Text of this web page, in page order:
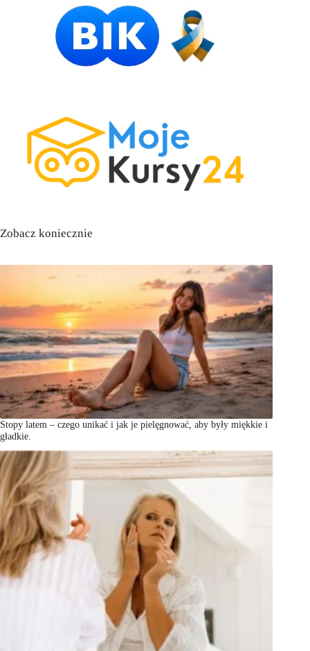
Zobacz koniecznie
Stopy latem – czego unikać i jak je pielęgnować, aby były miękkie i
gładkie.